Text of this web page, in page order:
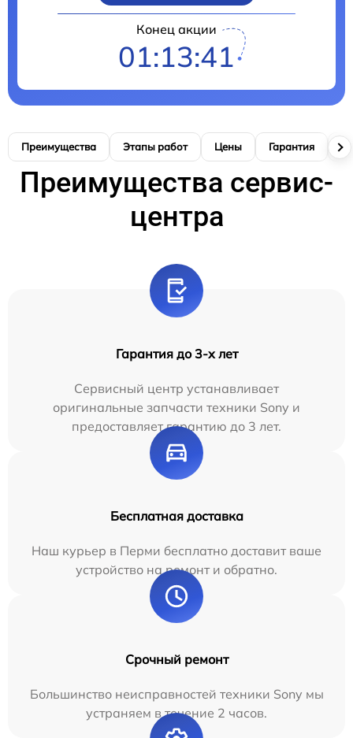
Конец акции
01:13:40
Преимущества Этапы работ Цены Гарантия
Преимущества сервис-
центра
Гарантия до 3-х лет
Сервисный центр устанавливает
оригинальные запчасти техники Sony и
предоставляет гарантию до 3 лет.
Бесплатная доставка
Наш курьер в Перми бесплатно доставит ваше
устройство на ремонт и обратно.
Срочный ремонт
Большинство неисправностей техники Sony мы
устраняем в течение 2 часов.